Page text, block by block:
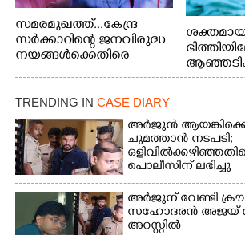
സമരമുഖത്ത്...കേന്ദ്ര
സർക്കാറിന്റെ ജനവിരുദ്ധ
നയങ്ങൾക്കെതിരെ
ഓഫീസിനു മുന്നിൽ
കർഷക തൊഴിലാളി
സംയുക്ത സമര സമിതി
സംഘടിപ്പിച്ച ജയിൽ
നിറയ്ക്കൽ സമരത്തിൽ
പങ്കെടുത്തുകൊണ്ട്
മുദ്രാവാക്യം വിളിക്കുന്ന
മുൻ മന്ത്രി എസ്. ശർമ്മ
ബീച്ചിൽ
TRENDING IN CASE DIARY
അർജുൻ
ചുമത്താൻ നടപടി;
പൊലീസിന് ലഭിച്ചു
അർജുന് വേണ്ടി
സഹോദരൻ അജയ്
അറസ്റ്റിൽ